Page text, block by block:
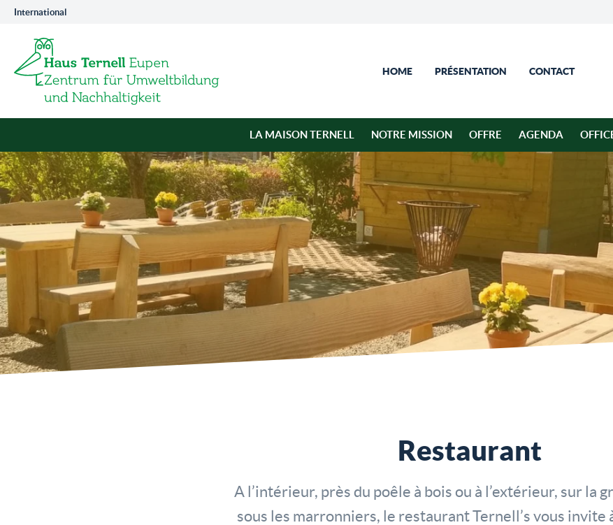
International
HOME PRÉSENTATION CONTACT
LA MAISON TERNELL NOTRE MISSION OFFRE AGENDA
Restaurant
A l’intérieur, près du poêle à bois ou à l’extérieur, sur la
sous les marronniers, le restaurant Ternell’s vous invite